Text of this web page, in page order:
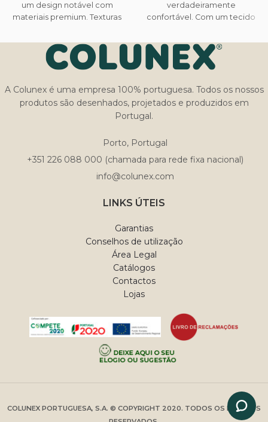
um design notável com
materiais premium. Texturas
qualidade são embelezados
por botões metálicos,
combinando luxo e conforto.
inclui um complemento
essencial para criar um
ambiente aconchegante: um
mistura criativa de tecidos e
botões usados na cabeceira.
verdadeiramente
confortável. Com um tecido
produzido exclusivamente
pela Colunex, esta cabeceira
é tão agradável de se ver
couro costurados à mão com
detalhes metálicos, atribuem
classe e intemporalidade à
A Colunex é uma empresa 100% portuguesa. Todos os nossos
produtos são desenhados, projetados e produzidos em
Portugal.
Porto, Portugal
+351 226 088 000 (chamada para rede fixa nacional)
info@colunex.com
LINKS ÚTEIS
Garantias
Conselhos de utilização
Área Legal
Catálogos
Contactos
Lojas
COLUNEX PORTUGUESA, S.A. © COPYRIGHT 2020. TODOS OS DIREITOS